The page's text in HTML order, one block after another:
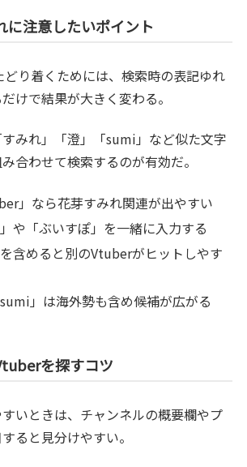
に注意したいポイント
り着くためには、検索時の表記ゆれ
けで結果が大きく変わる。
みれ」「澄」「sumi」など似た文字
合わせて検索するのが有効だ。
」なら花芽すみれ関連が出やすい
」や「ぶいすぽ」を一緒に入力する
含めると別のVtuberがヒットしやす
」は海外勢も含め候補が広がる
を探すコツ
いときは、チャンネルの概要欄やプ
ると見分けやすい。